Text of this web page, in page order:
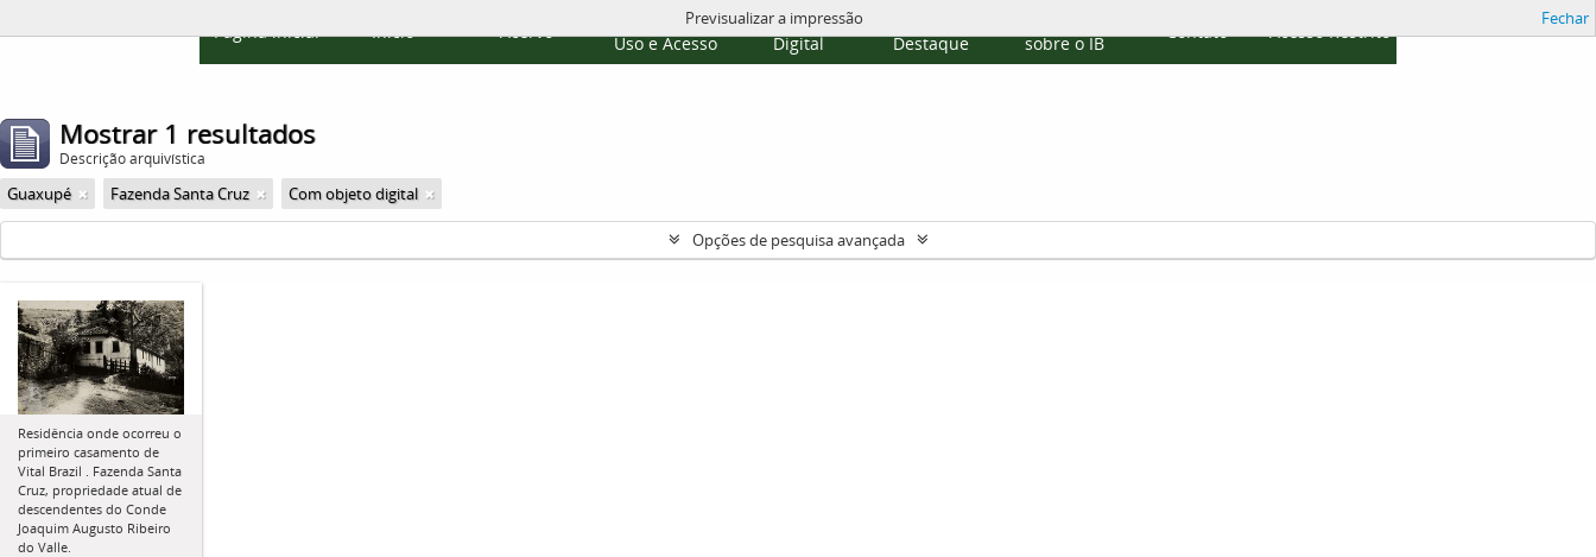
Página inicial Início Acervo
Políticas de
Uso e Acesso
Repositório
Digital
Destaque
sobre o IB
Contato Acesso Restrito
Previsualizar a impressão Fechar
Mostrar 1 resultados
Descrição arquivística
Guaxupé Fazenda Santa Cruz Com objeto digital
Opções de pesquisa avançada
Residência onde ocorreu o
primeiro casamento de
Vital Brazil . Fazenda Santa
Cruz, propriedade atual de
descendentes do Conde
Joaquim Augusto Ribeiro
do Valle.